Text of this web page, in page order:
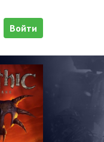
Войти